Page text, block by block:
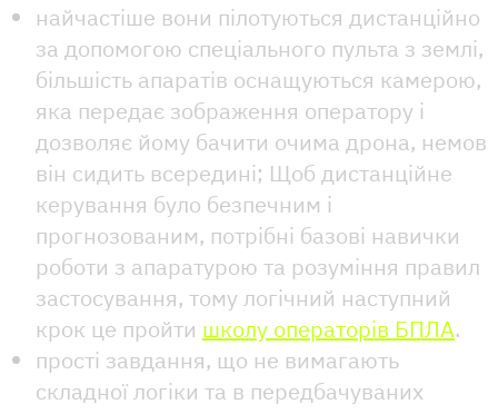
найчастіше вони пілотуються дистанційно
за допомогою спеціального пульта з землі,
більшість апаратів оснащуються камерою,
яка передає зображення оператору і
дозволяє йому бачити очима дрона, немов
він сидить всередині; Щоб дистанційне
керування було безпечним і
прогнозованим, потрібні базові навички
роботи з апаратурою та розуміння правил
застосування, тому логічний наступний
крок це пройти школу операторів БПЛА.
прості завдання, що не вимагають
складної логіки та в передбачуваних